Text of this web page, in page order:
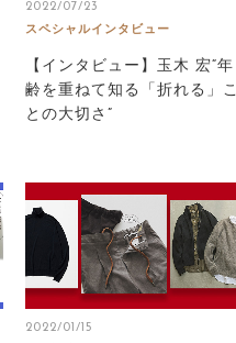
2022/07/23
スペシャルインタビュー
【インタビュー】玉木 宏“年
齢を重ねて知る「折れる」こ
との大切さ”
2022/01/15